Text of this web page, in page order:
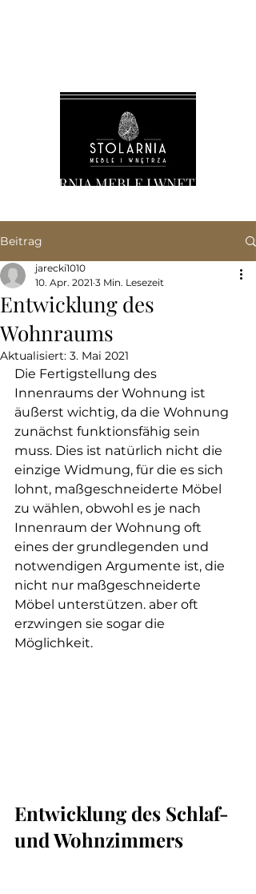
STOLARNIA MEBLE I WNĘTRZA
Beitrag
Entwicklung des
Wohnraums
jarecki1010
10. Apr. 2021 3 Min. Lesezeit
Aktualisiert: 3. Mai 2021
Die Fertigstellung des
Innenraums der Wohnung ist
äußerst wichtig, da die Wohnung
zunächst funktionsfähig sein
muss. Dies ist natürlich nicht die
einzige Widmung, für die es sich
lohnt, maßgeschneiderte Möbel
zu wählen, obwohl es je nach
Innenraum der Wohnung oft
eines der grundlegenden und
notwendigen Argumente ist, die
nicht nur maßgeschneiderte
Möbel unterstützen. aber oft
erzwingen sie sogar die
Möglichkeit.
Entwicklung des Schlaf-
und Wohnzimmers